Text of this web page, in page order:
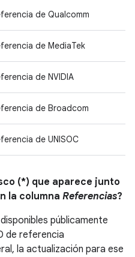
de Qualcomm
de MediaTek
de NVIDIA
de Broadcom
de UNISOC
(*) que aparece junto
la columna Referencias?
públicamente
de referencia
la actualización para ese